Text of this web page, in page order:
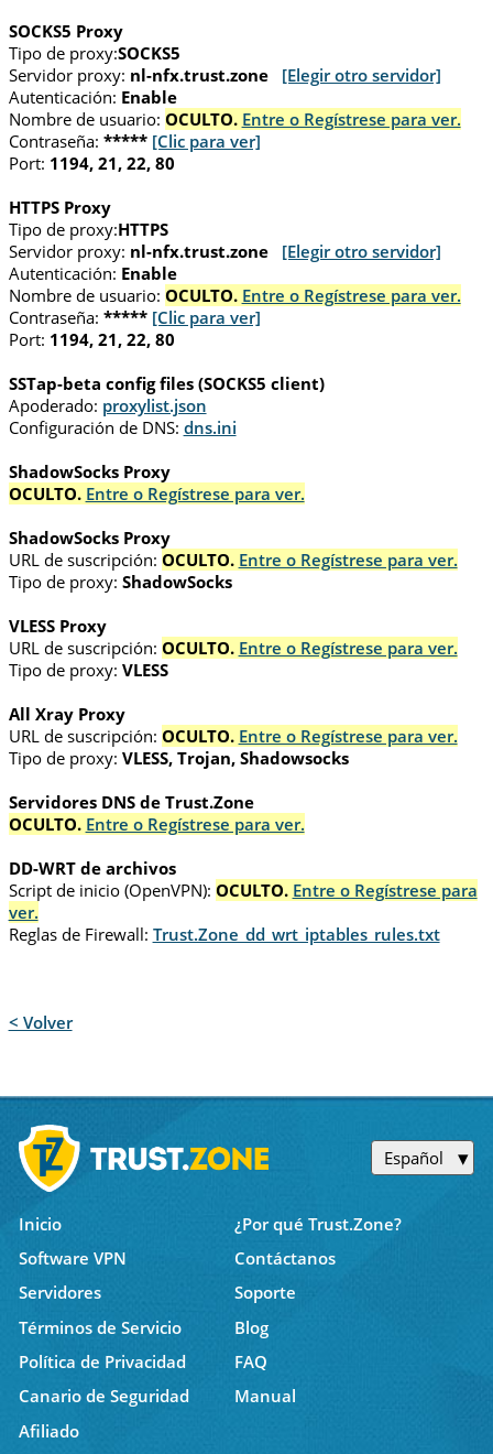
SOCKS5 Proxy
Tipo de proxy:SOCKS5
Servidor proxy: nl-nfx.trust.zone
[Elegir otro servidor]
Autenticación: Enable
Nombre de usuario: OCULTO. Entre o Regístrese para ver.
Contraseña: ***** [Clic para ver]
Port: 1194, 21, 22, 80
HTTPS Proxy
Tipo de proxy:HTTPS
Servidor proxy: nl-nfx.trust.zone
[Elegir otro servidor]
Autenticación: Enable
Nombre de usuario: OCULTO. Entre o Regístrese para ver.
Contraseña: ***** [Clic para ver]
Port: 1194, 21, 22, 80
SSTap-beta config files (SOCKS5 client)
Apoderado: proxylist.json
Configuración de DNS: dns.ini
ShadowSocks Proxy
OCULTO. Entre o Regístrese para ver.
ShadowSocks Proxy
URL de suscripción: OCULTO. Entre o Regístrese para ver.
Tipo de proxy: ShadowSocks
VLESS Proxy
URL de suscripción: OCULTO. Entre o Regístrese para ver.
Tipo de proxy: VLESS
All Xray Proxy
URL de suscripción: OCULTO. Entre o Regístrese para ver.
Tipo de proxy: VLESS, Trojan, Shadowsocks
Servidores DNS de Trust.Zone
OCULTO. Entre o Regístrese para ver.
DD-WRT de archivos
Script de inicio (OpenVPN): OCULTO. Entre o Regístrese para
ver.
Reglas de Firewall: Trust.Zone_dd_wrt_iptables_rules.txt
< Volver
Español
Inicio
¿Por qué Trust.Zone?
Software VPN
Contáctanos
Servidores
Soporte
Términos de Servicio
Blog
Política de Privacidad
FAQ
Canario de Seguridad
Manual
Afiliado